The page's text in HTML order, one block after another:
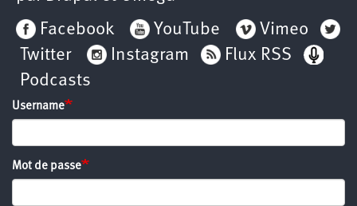
Facebook
YouTube
Vimeo
Twitter
Instagram
Flux RSS
Podcasts
Username
Mot de passe